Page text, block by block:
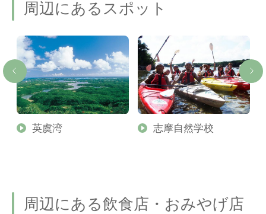
周辺にあるスポット
英虞湾 志摩自然学校
周辺にある飲食店・おみやげ店